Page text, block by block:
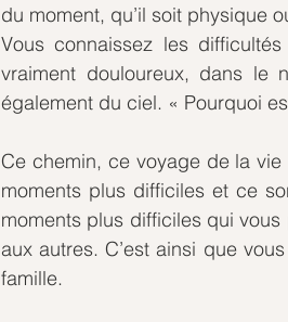
du moment, qu’il soit physique
Vous connaissez les
vraiment douloureux, dans le
également du ciel. « Pourquoi
Ce chemin, ce voyage de la
moments plus difficiles et ce
moments plus difficiles qui
aux autres. C’est ainsi que
famille.